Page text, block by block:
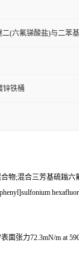
(六氟锑酸盐)与二
锌铁桶
物;混合三芳基硫鎓六
面张力72.3mN/m at